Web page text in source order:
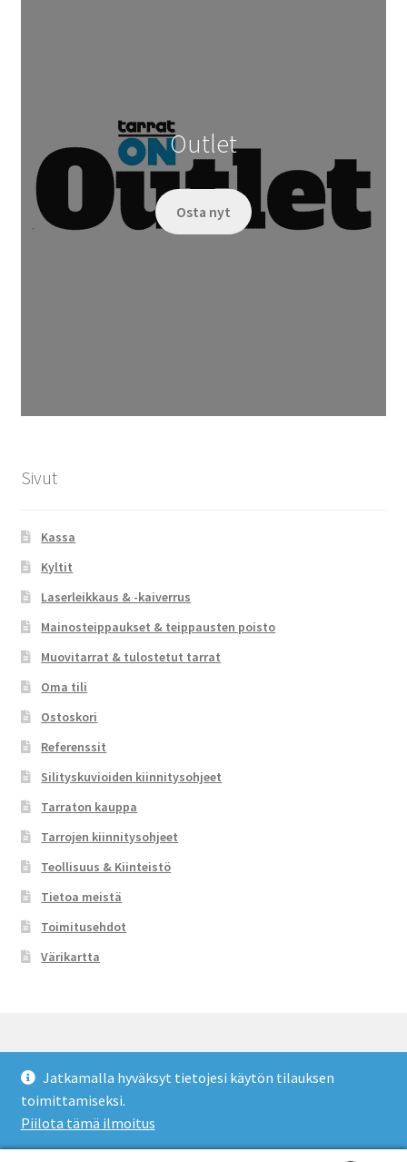
Jatkamalla hyväksyt tietojesi käytön tilauksen
toimittamiseksi.
Piilota tämä ilmoitus
Outlet
Osta nyt
Sivut
Kassa
Kyltit
Laserleikkaus & -kaiverrus
Mainosteippaukset & teippausten poisto
Muovitarrat & tulostetut tarrat
Oma tili
Ostoskori
Referenssit
Silityskuvioiden kiinnitysohjeet
Tarraton kauppa
Tarrojen kiinnitysohjeet
Teollisuus & Kiinteistö
Tietoa meistä
Toimitusehdot
Värikartta
© Tarraton 2026
Toimitusehdot